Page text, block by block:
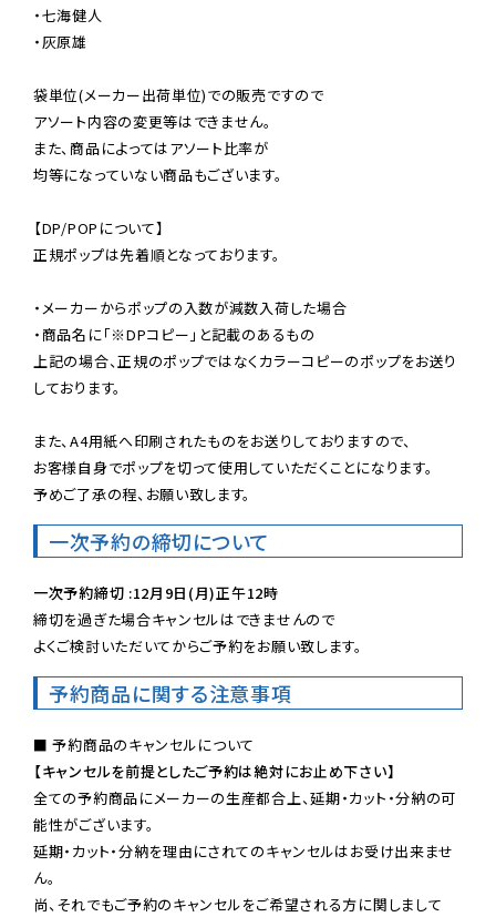
・七海健人
・灰原雄
袋単位(メーカー出荷単位)での販売ですので
アソート内容の変更等はできません。
また、商品によってはアソート比率が
均等になっていない商品もございます。
【DP/POPについて】
正規ポップは先着順となっております。
・メーカーからポップの入数が減数入荷した場合
・商品名に「※DPコピー」と記載のあるもの
上記の場合、正規のポップではなくカラーコピーのポップをお送り
しております。
また、A4用紙へ印刷されたものをお送りしておりますので、
お客様自身でポップを切って使用していただくことになります。
予めご了承の程、お願い致します。
一次予約の締切について
一次予約締切 :12月9日(月)正午12時
締切を過ぎた場合キャンセルはできませんので
よくご検討いただいてからご予約をお願い致します。
予約商品に関する注意事項
【キャンセルを前提としたご予約は絶対にお止め下さい】
全ての予約商品にメーカーの生産都合上、延期・カット・分納の可
能性がございます。
延期・カット・分納を理由にされてのキャンセルはお受け出来ませ
ん。
尚、それでもご予約のキャンセルをご希望される方に関しまして